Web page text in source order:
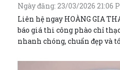
Ngày đăng: 23/03/2026 21:06
Liên hệ ngay HOÀNG GIA
báo giá thi công phào chỉ
nhanh chóng, chuẩn đẹp và